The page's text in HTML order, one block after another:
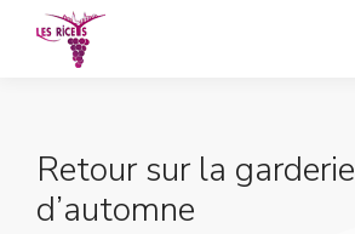
Retour sur la garderie
d’automne